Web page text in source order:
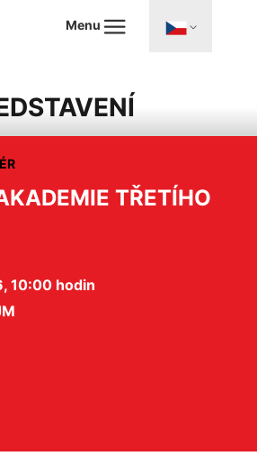
Menu
TŘETÍHO
10:00 hodin